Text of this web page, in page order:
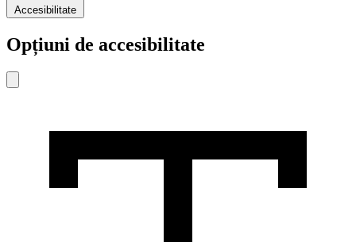
Accesibilitate
Opțiuni de accesibilitate